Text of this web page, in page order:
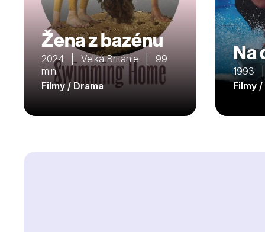
Žena z bazénu
2024 | Velká Británie | 99
min
Filmy / Drama
Na
1993
Filmy